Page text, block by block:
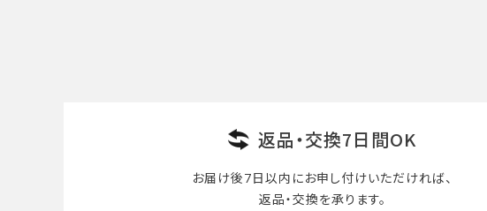
返品・交換7日間OK
お届け後7日以内にお申し付けいただければ、
返品・交換を承ります。